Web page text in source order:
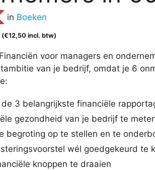
in Boeken
(€12,50 incl. btw)
voor managers en
van je bedrijf, omdat je 6
de 3 belangrijkste financiële
gezondheid van je bedrijf te
begroting op te stellen en te
wél goedgekeurd te
knoppen te draaien